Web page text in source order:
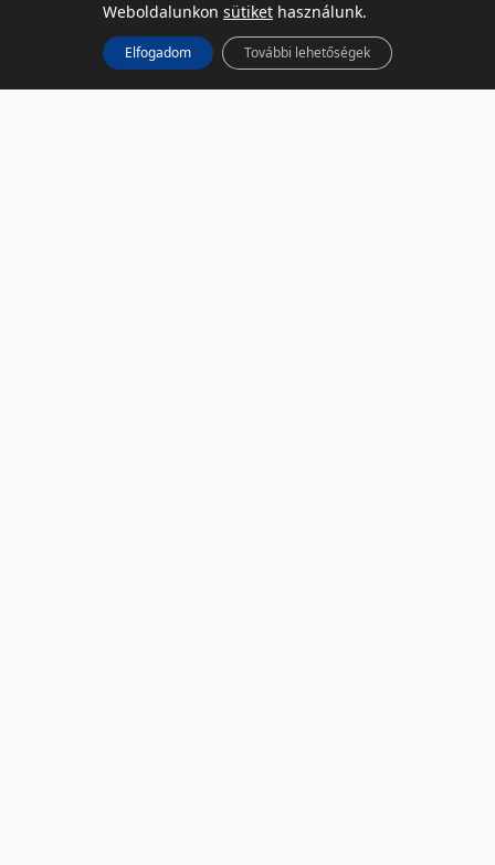
Weboldalunkon sütiket használunk.
Elfogadom További lehetőségek